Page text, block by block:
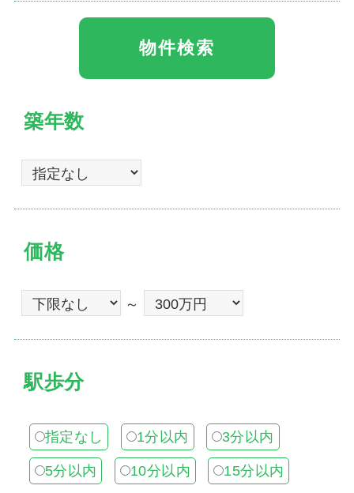
築年数
価格
～
駅歩分
指定なし 1分以内 3分以内
5分以内 10分以内 15分以内